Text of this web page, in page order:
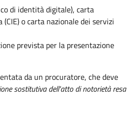
di identità digitale), carta
o carta nazionale dei servizi
prevista per la presentazione
da un procuratore, che deve
sostitutiva dell'atto di notorietà resa